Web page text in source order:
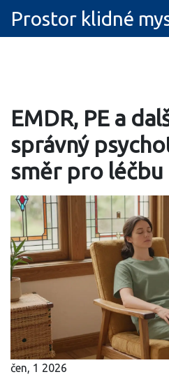
Prostor klidné
EMDR, PE a
správný
směr pro
čen, 1 2026